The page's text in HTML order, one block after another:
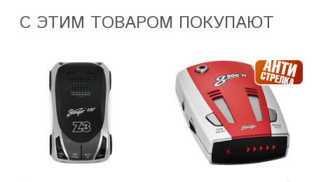
С ЭТИМ ТОВАРОМ ПОКУПАЮТ